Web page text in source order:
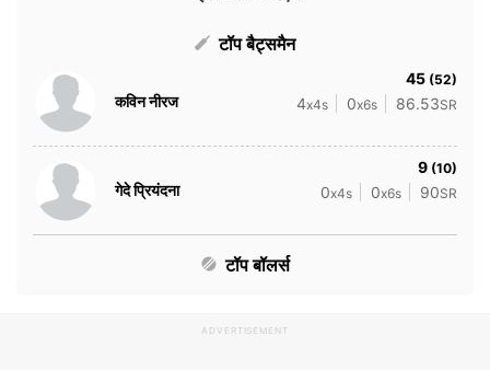
टॉप बैट्समैन
कविन नीरज
45 (52)
4x4s 0x6s 86.53SR
गेदे प्रियंदना
9 (10)
0x4s 0x6s 90SR
टॉप बॉलर्स
ADVERTISEMENT